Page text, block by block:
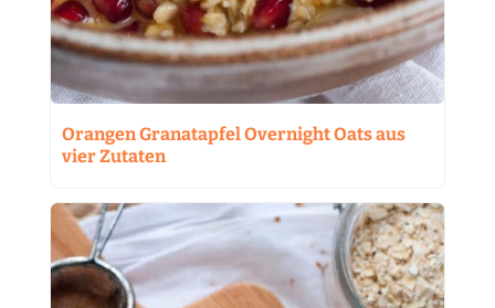
Orangen Granatapfel Overnight Oats aus
vier Zutaten